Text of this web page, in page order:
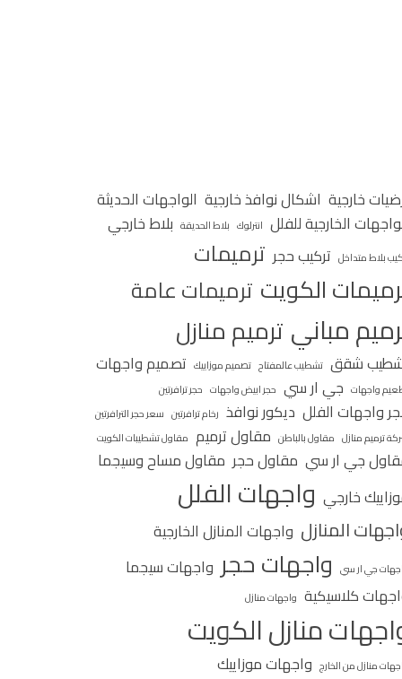
خارجية اشكال نوافذ خارجية الواجهات الحديثة
الخارجية للفلل انترلوك بلاط الحديقة بلاط خارجي
بلاط متداخل تركيب حجر ترميمات
الكويت ترميمات عامة
مباني ترميم منازل
شقق تشطيب عالمفتاح تصميم موزاييك تصميم واجهات
واجهات جي ار سي حجر ابيض واجهات حجر ترافرتين
واجهات الفلل ديكور نوافذ رخام ترافرتين سعر حجر الترافرتين
ترميم منازل مقاول بالباطن مقاول ترميم مقاول تشطيبات الكويت
جي ار سي مقاول حجر مقاول مساح وسيجما
خارجي واجهات الفلل
المنازل واجهات المنازل الخارجية
جي ار سي واجهات حجر واجهات سيجما
كلاسيكية واجهات منازل
منازل الكويت
منازل من الخارج واجهات موزاييك